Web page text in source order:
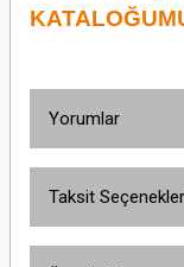
Yorumlar
Taksit